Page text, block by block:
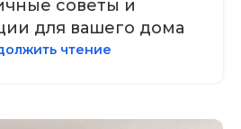
советы и
для вашего дома
чтение